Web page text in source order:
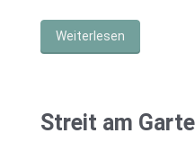
Weiterlesen
Streit am